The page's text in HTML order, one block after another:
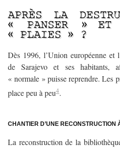
APRÈS LA
« PANSER » ET
« PLAIES » ?
Dès 1996, l’Union européenne
de Sarajevo et ses habitants,
« normale » puisse reprendre. Les
place peu à peu4.
CHANTIER D’UNE RECONSTRUCTION
La reconstruction de la